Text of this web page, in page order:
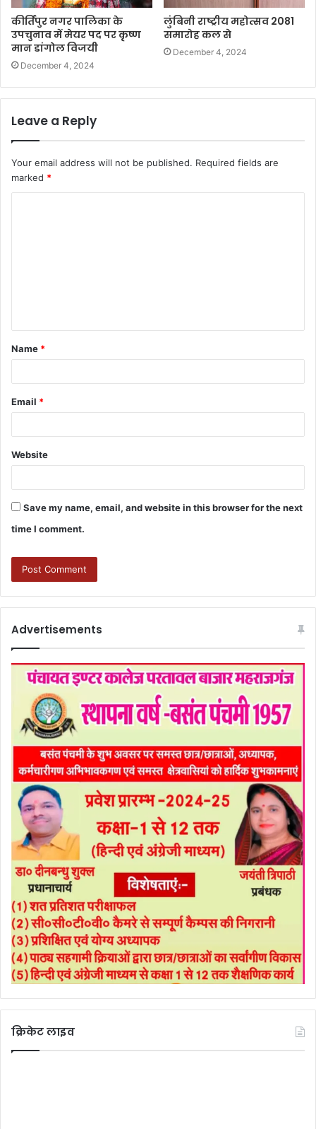
कीर्तिपुर नगर पालिका के
उपचुनाव में मेयर पद पर कृष्ण
मान डांगोल विजयी
December 4, 2024
लुंबिनी राष्ट्रीय महोत्सव 2081
समारोह कल से
December 4, 2024
Leave a Reply
Your email address will not be published. Required fields are
marked *
Name *
Email *
Website
Save my name, email, and website in this browser for the next
time I comment.
Advertisements
क्रिकेट लाइव